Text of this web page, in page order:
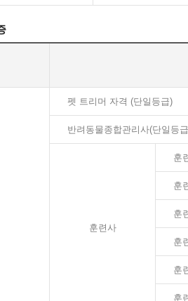
펫 트리머 자격 (단일등급)
반려동물종합관리사(단일등
훈련사
훈
훈
훈
훈
훈
훈